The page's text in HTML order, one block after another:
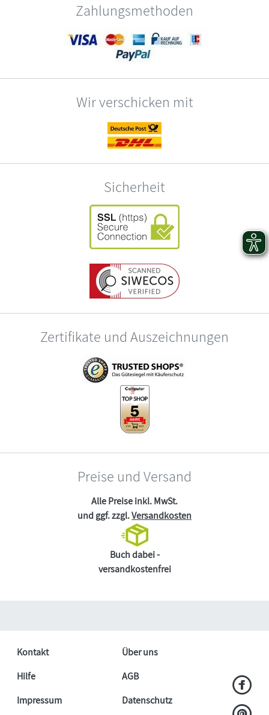
Zahlungsmethoden
Wir verschicken mit
Sicherheit
Zertifikate und Auszeichnungen
Preise und Versand
Alle Preise inkl. MwSt.
und ggf. zzgl.Versandkosten
Buch dabei -
versandkostenfrei
Kontakt
Über uns
Hilfe
AGB
Impressum
Datenschutz